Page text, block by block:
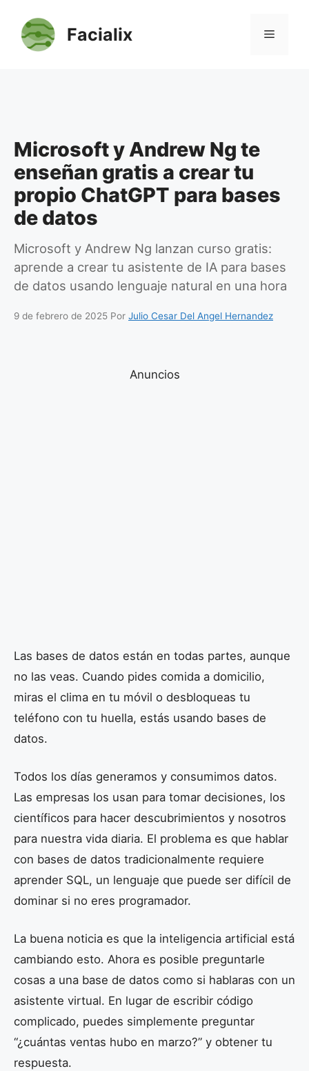
contenido
Facialix Menú
Microsoft y Andrew Ng te
enseñan gratis a crear tu
propio ChatGPT para bases
de datos
Microsoft y Andrew Ng lanzan curso gratis:
aprende a crear tu asistente de IA para bases
de datos usando lenguaje natural en una hora
9 de febrero de 2025 Por Julio Cesar Del Angel Hernandez
Anuncios
Las bases de datos están en todas partes, aunque
no las veas. Cuando pides comida a domicilio,
miras el clima en tu móvil o desbloqueas tu
teléfono con tu huella, estás usando bases de
datos.
Todos los días generamos y consumimos datos.
Las empresas los usan para tomar decisiones, los
científicos para hacer descubrimientos y nosotros
para nuestra vida diaria. El problema es que hablar
con bases de datos tradicionalmente requiere
aprender SQL, un lenguaje que puede ser difícil de
dominar si no eres programador.
La buena noticia es que la inteligencia artificial está
cambiando esto. Ahora es posible preguntarle
cosas a una base de datos como si hablaras con un
asistente virtual. En lugar de escribir código
complicado, puedes simplemente preguntar
“¿cuántas ventas hubo en marzo?” y obtener tu
respuesta.